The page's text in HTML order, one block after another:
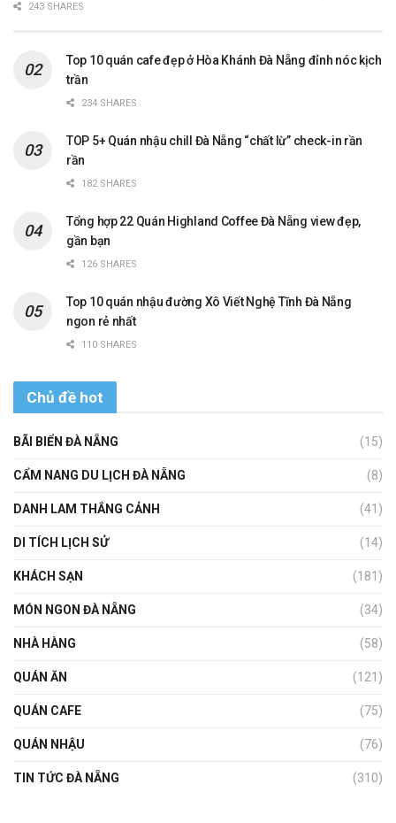
243 SHARES
Top 10 quán cafe đẹp ở Hòa Khánh Đà Nẵng đỉnh nóc kịch
trần
234 SHARES
TOP 5+ Quán nhậu chill Đà Nẵng “chất lừ” check-in rần
rần
182 SHARES
Tổng hợp 22 Quán Highland Coffee Đà Nẵng view đẹp,
gần bạn
126 SHARES
Top 10 quán nhậu đường Xô Viết Nghệ Tĩnh Đà Nẵng
ngon rẻ nhất
110 SHARES
Chủ đề hot
BÃI BIỂN ĐÀ NẴNG (15)
CẨM NANG DU LỊCH ĐÀ NẴNG (8)
DANH LAM THẮNG CẢNH (41)
DI TÍCH LỊCH SỬ (14)
KHÁCH SẠN (181)
MÓN NGON ĐÀ NẴNG (34)
NHÀ HÀNG (58)
QUÁN ĂN (121)
QUÁN CAFE (75)
QUÁN NHẬU (76)
TIN TỨC ĐÀ NẴNG (310)